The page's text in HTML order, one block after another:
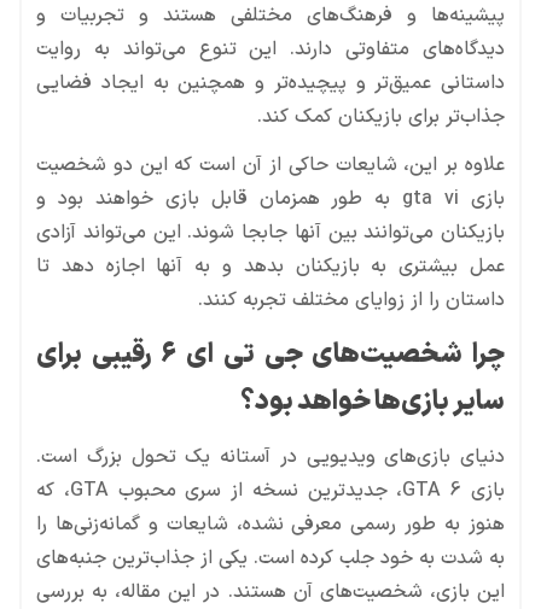
پیشینه‌ها و فرهنگ‌های مختلفی هستند و تجربیات و
دیدگاه‌های متفاوتی دارند. این تنوع می‌تواند به روایت
داستانی عمیق‌تر و پیچیده‌تر و همچنین به ایجاد فضایی
جذاب‌تر برای بازیکنان کمک کند.
علاوه بر این، شایعات حاکی از آن است که این دو شخصیت
بازی gta vi به طور همزمان قابل بازی خواهند بود و
بازیکنان می‌توانند بین آنها جابجا شوند. این می‌تواند آزادی
عمل بیشتری به بازیکنان بدهد و به آنها اجازه دهد تا
داستان را از زوایای مختلف تجربه کنند.
چرا شخصیت‌های جی تی ای 6 رقیبی برای
سایر بازی‌ها خواهد بود؟
دنیای بازی‌های ویدیویی در آستانه یک تحول بزرگ است.
بازی GTA 6، جدیدترین نسخه از سری محبوب GTA، که
هنوز به طور رسمی معرفی نشده، شایعات و گمانه‌زنی‌ها را
به شدت به خود جلب کرده است. یکی از جذاب‌ترین جنبه‌های
این بازی، شخصیت‌های آن هستند. در این مقاله، به بررسی